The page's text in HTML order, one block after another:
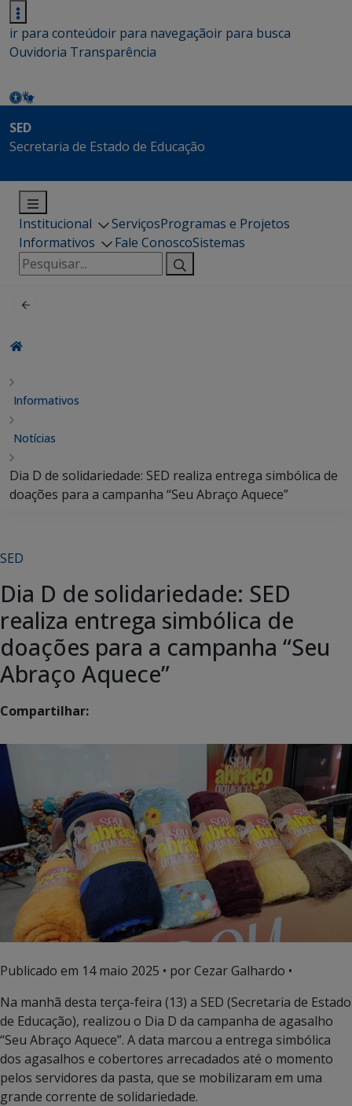
ir para conteúdoir para navegaçãoir para busca
Ouvidoria Transparência
SED
Secretaria de Estado de Educação
Institucional ServiçosProgramas e Projetos
Informativos
Fale ConoscoSistemas
Pesquisar
por:
Informativos
Notícias
Dia D de solidariedade: SED realiza entrega simbólica de
doações para a campanha “Seu Abraço Aquece”
SED
Dia D de solidariedade: SED
realiza entrega simbólica de
doações para a campanha “Seu
Abraço Aquece”
Compartilhar:
Publicado em 14 maio 2025 • por Cezar Galhardo •
Na manhã desta terça-feira (13) a SED (Secretaria de Estado
de Educação), realizou o Dia D da campanha de agasalho
“Seu Abraço Aquece”. A data marcou a entrega simbólica
dos agasalhos e cobertores arrecadados até o momento
pelos servidores da pasta, que se mobilizaram em uma
grande corrente de solidariedade.